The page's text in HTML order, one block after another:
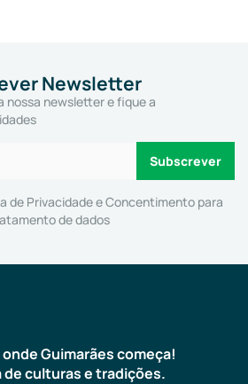
Newsletter
nossa newsletter e fique a
de Privacidade e Concentimento para
de dados
Guimarães começa!
de culturas e tradições.